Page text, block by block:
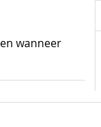
wanneer